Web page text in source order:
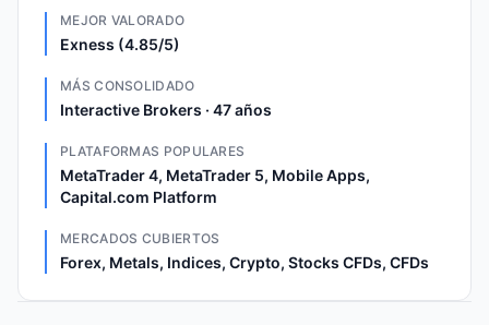
MEJOR VALORADO
Exness (4.85/5)
MÁS CONSOLIDADO
Interactive Brokers · 47 años
PLATAFORMAS POPULARES
MetaTrader 4, MetaTrader 5, Mobile Apps,
Capital.com Platform
MERCADOS CUBIERTOS
Forex, Metals, Indices, Crypto, Stocks CFDs, CFDs